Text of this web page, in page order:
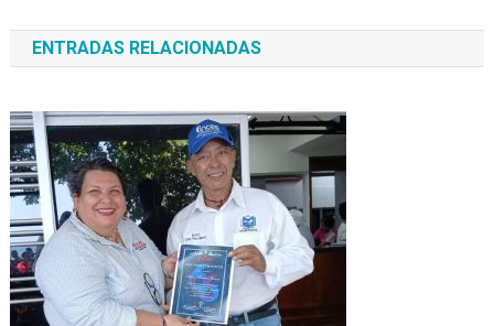
de
entradas
ENTRADAS RELACIONADAS